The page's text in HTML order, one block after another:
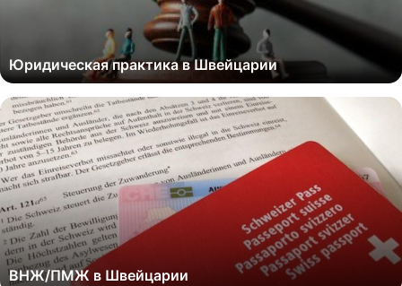
Юридическая практика в Швейцарии
ВНЖ/ПМЖ в Швейцарии